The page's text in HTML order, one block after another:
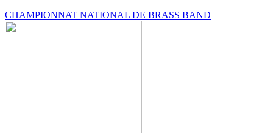
CHAMPIONNAT NATIONAL DE BRASS BAND